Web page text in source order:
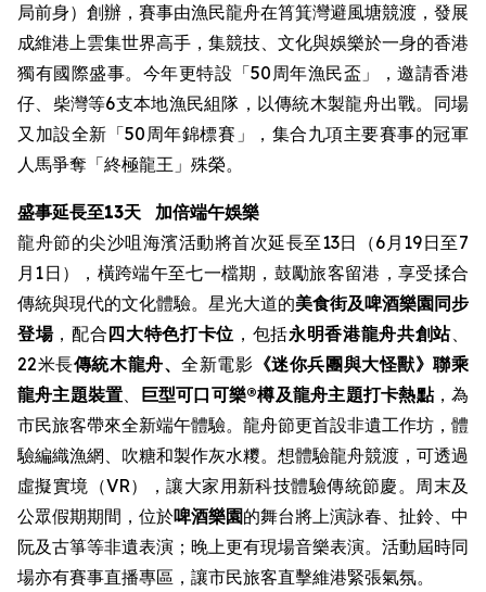
局前身）創辦，賽事由漁民龍舟在筲箕灣避風塘競渡，發展
成維港上雲集世界高手，集競技、文化與娛樂於一身的香港
獨有國際盛事。今年更特設「50周年漁民盃」，邀請香港
仔、柴灣等6支本地漁民組隊，以傳統木製龍舟出戰。同場
又加設全新「50周年錦標賽」，集合九項主要賽事的冠軍
人馬爭奪「終極龍王」殊榮。
盛事延長至13天
加倍端午娛樂
龍舟節的尖沙咀海濱活動將首次延長至13日（6月19日至7
月1日），橫跨端午至七一檔期，鼓勵旅客留港，享受揉合
傳統與現代的文化體驗。星光大道的美食街及啤酒樂園同步
登場，配合四大特色打卡位 ，包括永明香港龍舟共創站、
22米長傳統木龍舟、全新電影 《迷你兵團與大怪獸》聯乘
龍舟主題裝置、 巨型可口可樂®樽及龍舟主題打卡熱點，為
市民旅客帶來全新端午體驗。龍舟節更首設非遺工作坊，體
驗編織漁網、吹糖和製作灰水糭。想體驗龍舟競渡，可透過
虛擬實境（VR），讓大家用新科技體驗傳統節慶。周末及
公眾假期期間，位於啤酒樂園的舞台將上演詠春、扯鈴、中
阮及古箏等非遺表演；晚上更有現場音樂表演。活動屆時同
場亦有賽事直播專區，讓市民旅客直擊維港緊張氣氛。